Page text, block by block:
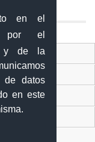
en el
por el
y de la
de datos
en este
Exterior